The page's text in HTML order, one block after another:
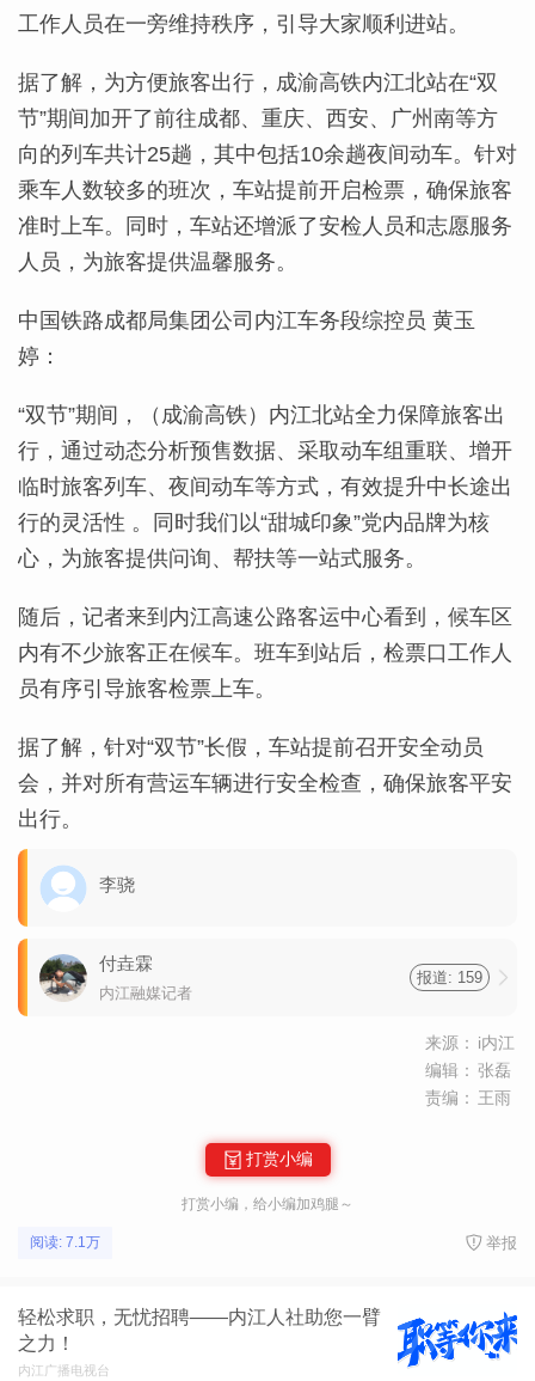
工作人员在一旁维持秩序，引导大家顺利进站。
据了解，为方便旅客出行，成渝高铁内江北站在“双
节”期间加开了前往成都、重庆、西安、广州南等方
向的列车共计25趟，其中包括10余趟夜间动车。针对
乘车人数较多的班次，车站提前开启检票，确保旅客
准时上车。同时，车站还增派了安检人员和志愿服务
人员，为旅客提供温馨服务。
中国铁路成都局集团公司内江车务段综控员 黄玉
婷：
“双节”期间，（成渝高铁）内江北站全力保障旅客出
行，通过动态分析预售数据、采取动车组重联、增开
临时旅客列车、夜间动车等方式，有效提升中长途出
行的灵活性 。同时我们以“甜城印象”党内品牌为核
心，为旅客提供问询、帮扶等一站式服务。
随后，记者来到内江高速公路客运中心看到，候车区
内有不少旅客正在候车。班车到站后，检票口工作人
员有序引导旅客检票上车。
据了解，针对“双节”长假，车站提前召开安全动员
会，并对所有营运车辆进行安全检查，确保旅客平安
出行。
李骁
付垚霖
内江融媒记者
报道: 159
来源： i内江
编辑： 张磊
责编： 王雨
打赏小编
打赏小编，给小编加鸡腿～
阅读: 7.1万 举报
轻松求职，无忧招聘——内江人社助您一臂
之力！
内江广播电视台